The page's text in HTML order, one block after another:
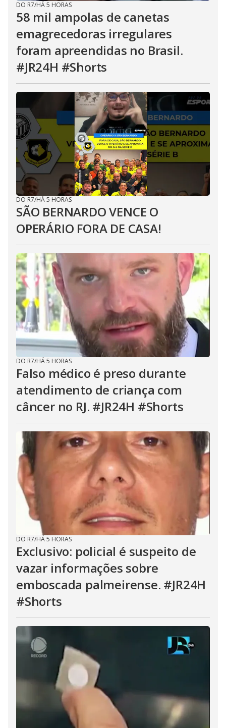
DO R7/HÁ 5 HORAS
58 mil ampolas de canetas
emagrecedoras irregulares
foram apreendidas no Brasil.
#JR24H #Shorts
DO R7/HÁ 5 HORAS
SÃO BERNARDO VENCE O
OPERÁRIO FORA DE CASA!
DO R7/HÁ 5 HORAS
Falso médico é preso durante
atendimento de criança com
câncer no RJ. #JR24H #Shorts
DO R7/HÁ 5 HORAS
Exclusivo: policial é suspeito de
vazar informações sobre
emboscada palmeirense. #JR24H
#Shorts